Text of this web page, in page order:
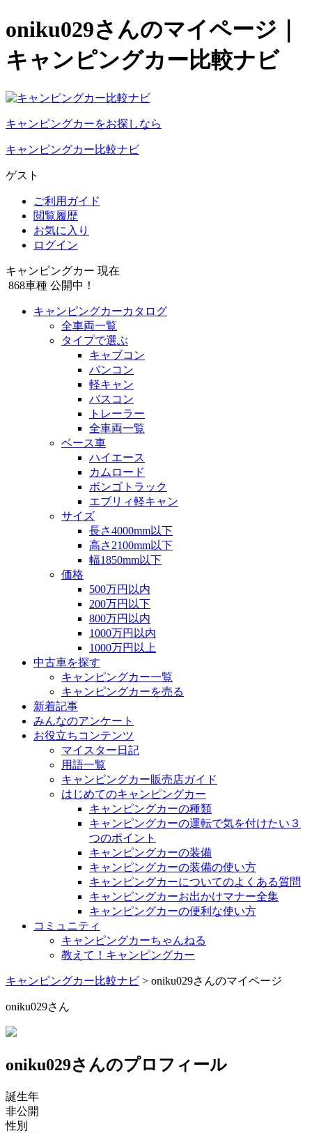
oniku029さんのマイページ｜
キャンピングカー比較ナビ
キャンピングカーをお探しなら
キャンピングカー比較ナビ
ゲスト
ご利用ガイド
閲覧履歴
お気に入り
ログイン
キャンピングカー 現在
868車種 公開中！
キャンピングカーカタログ
全車両一覧
タイプで選ぶ
キャブコン
バンコン
軽キャン
バスコン
トレーラー
全車両一覧
ベース車
ハイエース
カムロード
ボンゴトラック
エブリィ軽キャン
サイズ
長さ4000mm以下
高さ2100mm以下
幅1850mm以下
価格
500万円以内
200万円以下
800万円以内
1000万円以内
1000万円以上
中古車を探す
キャンピングカー一覧
キャンピングカーを売る
新着記事
みんなのアンケート
お役立ちコンテンツ
マイスター日記
用語一覧
キャンピングカー販売店ガイド
はじめてのキャンピングカー
キャンピングカーの種類
キャンピングカーの運転で気を付けたい３
つのポイント
キャンピングカーの装備
キャンピングカーの装備の使い方
キャンピングカーについてのよくある質問
キャンピングカーお出かけマナー全集
キャンピングカーの便利な使い方
コミュニティ
キャンピングカーちゃんねる
教えて！キャンピングカー
キャンピングカー比較ナビ > oniku029さんのマイページ
oniku029さん
oniku029さんのプロフィール
誕生年
非公開
性別